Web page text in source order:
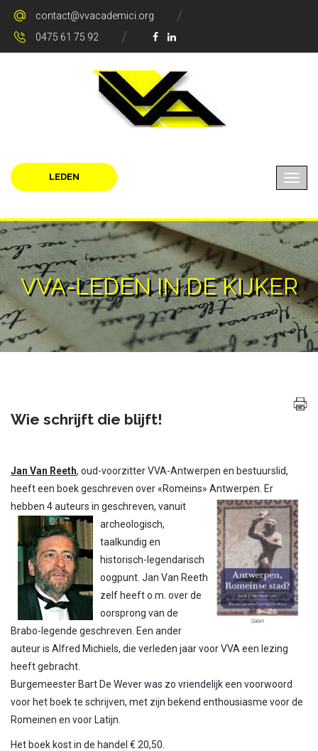
contact@vvacademici.org
0475 61 75 92
LEDEN
VVA-LEDEN IN DE KIJKER
Wie schrijft die blijft!
Jan Van Reeth, oud-voorzitter VVA-Antwerpen en bestuurslid,
heeft een boek geschreven over «Romeins» Antwerpen. Er
hebben 4 auteurs in geschreven, vanuit
archeologisch,
taalkundig en
historisch-legendarisch
oogpunt. Jan Van Reeth
zelf heeft o.m. over de
oorsprong van de
Brabo-legende geschreven. Een ander
auteur is Alfred Michiels, die verleden jaar voor VVA een lezing
heeft gebracht.
Burgemeester Bart De Wever was zo vriendelijk een voorwoord
voor het boek te schrijven, met zijn bekend enthousiasme voor de
Romeinen en voor Latijn.
Het boek kost in de handel € 20,50.